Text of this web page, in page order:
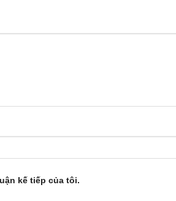
kế tiếp của tôi.